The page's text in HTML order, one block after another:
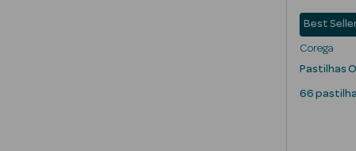
Best
Corega
Pastilhas
66